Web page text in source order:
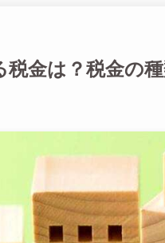
税金は？税金の